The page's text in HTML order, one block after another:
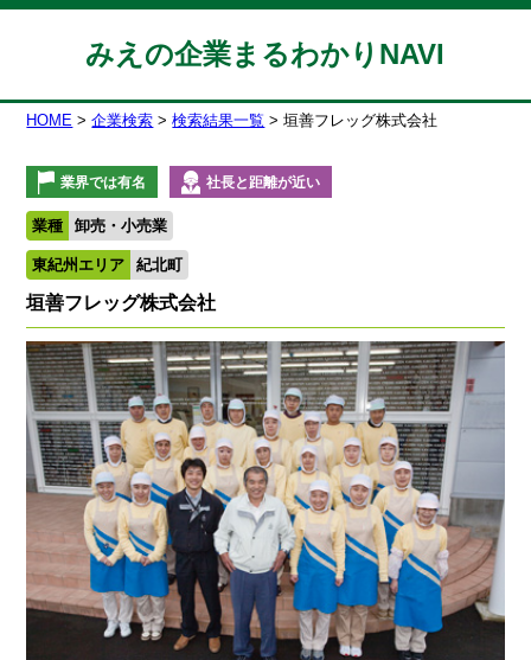
みえの企業まるわかりNAVI
HOME 企業検索 検索結果一覧 垣善フレッグ株式会社
業界では有名 社長と距離が近い
業種 卸売・小売業
東紀州エリア 紀北町
垣善フレッグ株式会社